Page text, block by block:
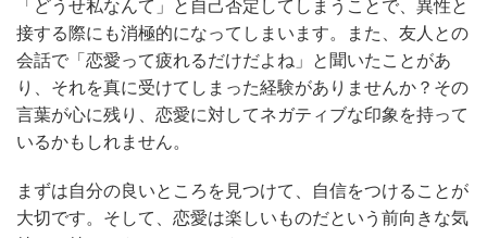
「どうせ私なんて」と自己否定してしまうことで、異性と
接する際にも消極的になってしまいます。また、友人との
会話で「恋愛って疲れるだけだよね」と聞いたことがあ
り、それを真に受けてしまった経験がありませんか？その
言葉が心に残り、恋愛に対してネガティブな印象を持って
いるかもしれません。
まずは自分の良いところを見つけて、自信をつけることが
大切です。そして、恋愛は楽しいものだという前向きな気